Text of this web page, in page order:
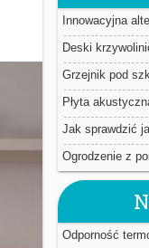
Innowacyjna
Deski
Grzejnik pod
Płyta
Jak sprawdzić
proste triki.
Ogrodzenie z
Odporność